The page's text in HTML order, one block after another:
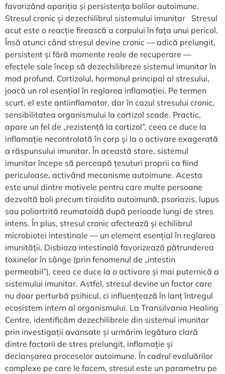
favorizând apariția și persistența bolilor autoimune.
Stresul cronic și dezechilibrul sistemului imunitar Stresul
acut este o reacție firească a corpului în fața unui pericol.
Însă atunci când stresul devine cronic — adică prelungit,
persistent și fără momente reale de recuperare —
efectele sale încep să dezechilibreze sistemul imunitar în
mod profund. Cortizolul, hormonul principal al stresului,
joacă un rol esențial în reglarea inflamației. Pe termen
scurt, el este antiinflamator, dar în cazul stresului cronic,
sensibilitatea organismului la cortizol scade. Practic,
apare un fel de „rezistență la cortizol”, ceea ce duce la
inflamație necontrolată în corp și la o activare exagerată
a răspunsului imunitar. În această stare, sistemul
imunitar începe să perceapă țesuturi proprii ca fiind
periculoase, activând mecanisme autoimune. Acesta
este unul dintre motivele pentru care multe persoane
dezvoltă boli precum tiroidita autoimună, psoriazis, lupus
sau poliartrită reumatoidă după perioade lungi de stres
intens. În plus, stresul cronic afectează și echilibrul
microbiotei intestinale — un element esențial în reglarea
imunității. Disbioza intestinală favorizează pătrunderea
toxinelor în sânge (prin fenomenul de „intestin
permeabil”), ceea ce duce la o activare și mai puternică a
sistemului imunitar. Astfel, stresul devine un factor care
nu doar perturbă psihicul, ci influențează în lanț întregul
ecosistem intern al organismului. La Transilvania Healing
Centre, identificăm dezechilibrele din sistemul imunitar
prin investigații avansate și urmărim legătura clară
dintre factorii de stres prelungit, inflamație și
declanșarea proceselor autoimune. În cadrul evaluărilor
complexe pe care le facem, stresul este un parametru pe